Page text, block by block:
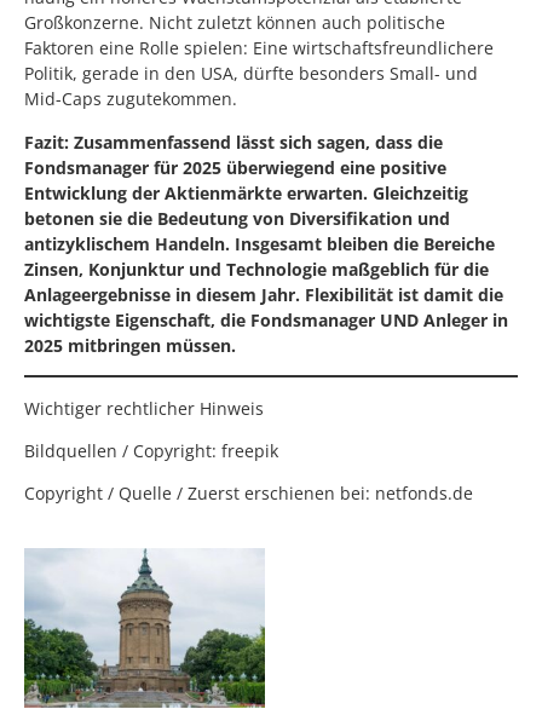
Großkonzerne. Nicht zuletzt können auch politische
Faktoren eine Rolle spielen: Eine wirtschaftsfreundlichere
Politik, gerade in den USA, dürfte besonders Small- und
Mid-Caps zugutekommen.
Fazit: Zusammenfassend lässt sich sagen, dass die
Fondsmanager für 2025 überwiegend eine positive
Entwicklung der Aktienmärkte erwarten. Gleichzeitig
betonen sie die Bedeutung von Diversifikation und
antizyklischem Handeln. Insgesamt bleiben die Bereiche
Zinsen, Konjunktur und Technologie maßgeblich für die
Anlageergebnisse in diesem Jahr. Flexibilität ist damit die
wichtigste Eigenschaft, die Fondsmanager UND Anleger in
2025 mitbringen müssen.
Wichtiger rechtlicher Hinweis
Bildquellen / Copyright: freepik
Copyright / Quelle / Zuerst erschienen bei: netfonds.de